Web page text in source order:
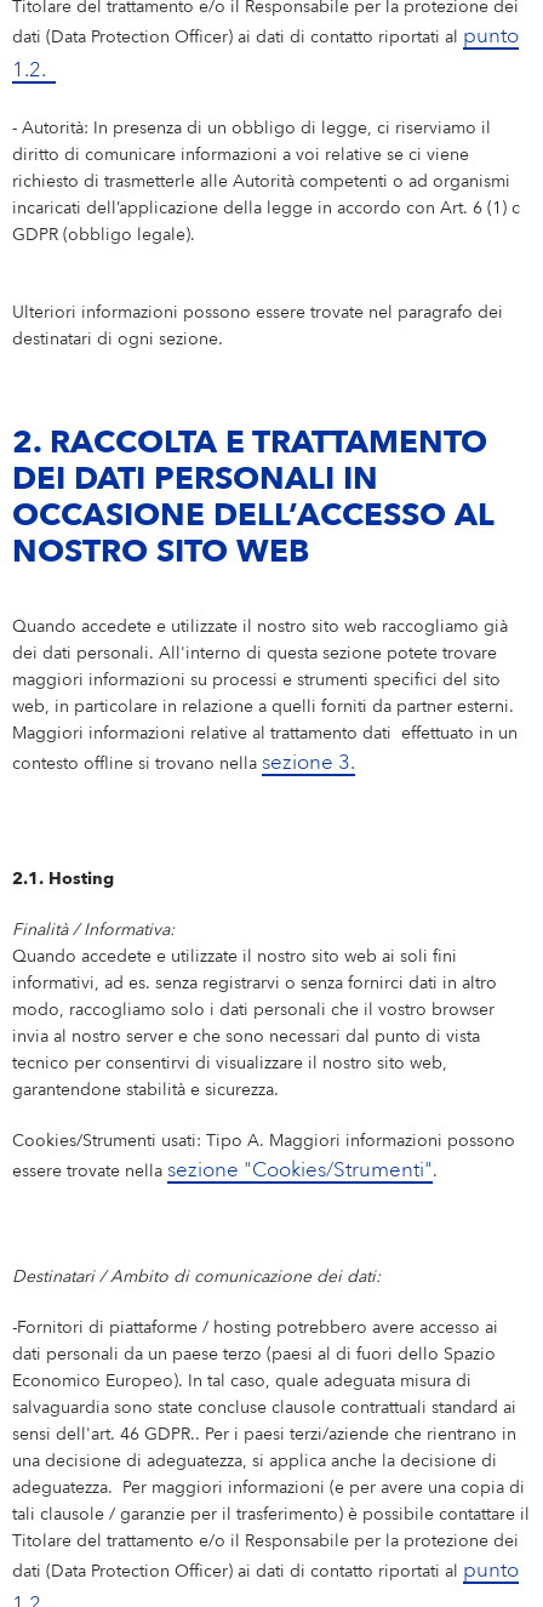
Titolare del trattamento e/o il Responsabile per la protezione dei
dati (Data Protection Officer) ai dati di contatto riportati al punto
1.2.
- Autorità: In presenza di un obbligo di legge, ci riserviamo il
diritto di comunicare informazioni a voi relative se ci viene
richiesto di trasmetterle alle Autorità competenti o ad organismi
incaricati dell’applicazione della legge in accordo con Art. 6 (1) c
GDPR (obbligo legale).
Ulteriori informazioni possono essere trovate nel paragrafo dei
destinatari di ogni sezione.
2. RACCOLTA E TRATTAMENTO
DEI DATI PERSONALI IN
OCCASIONE DELL’ACCESSO AL
NOSTRO SITO WEB
Quando accedete e utilizzate il nostro sito web raccogliamo già
dei dati personali. All'interno di questa sezione potete trovare
maggiori informazioni su processi e strumenti specifici del sito
web, in particolare in relazione a quelli forniti da partner esterni.
Maggiori informazioni relative al trattamento dati effettuato in un
contesto offline si trovano nella sezione 3.
2.1. Hosting
Finalità / Informativa:
Quando accedete e utilizzate il nostro sito web ai soli fini
informativi, ad es. senza registrarvi o senza fornirci dati in altro
modo, raccogliamo solo i dati personali che il vostro browser
invia al nostro server e che sono necessari dal punto di vista
tecnico per consentirvi di visualizzare il nostro sito web,
garantendone stabilità e sicurezza.
Cookies/Strumenti usati: Tipo A. Maggiori informazioni possono
essere trovate nella sezione "Cookies/Strumenti" .
Destinatari / Ambito di comunicazione dei dati:
-Fornitori di piattaforme / hosting potrebbero avere accesso ai
dati personali da un paese terzo (paesi al di fuori dello Spazio
Economico Europeo). In tal caso, quale adeguata misura di
salvaguardia sono state concluse clausole contrattuali standard ai
sensi dell'art. 46 GDPR.. Per i paesi terzi/aziende che rientrano in
una decisione di adeguatezza, si applica anche la decisione di
adeguatezza. Per maggiori informazioni (e per avere una copia di
tali clausole / garanzie per il trasferimento) è possibile contattare il
Titolare del trattamento e/o il Responsabile per la protezione dei
dati (Data Protection Officer) ai dati di contatto riportati al punto